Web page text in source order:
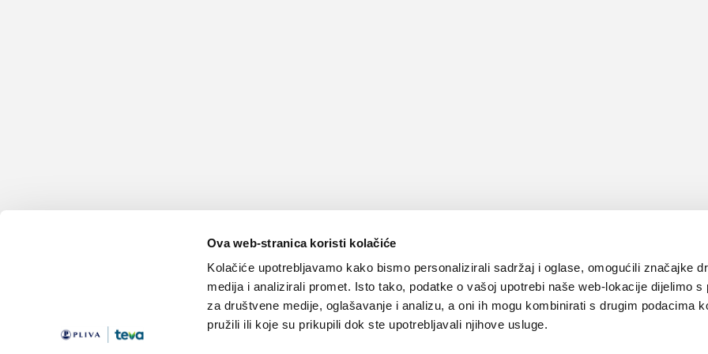
Ova web-stranica koristi kolačiće
Kolačiće upotrebljavamo kako bismo personalizirali sadržaj i oglase, omogućili značajke
medija i analizirali promet. Isto tako, podatke o vašoj upotrebi naše web-lokacije dijelimo s
za društvene medije, oglašavanje i analizu, a oni ih mogu kombinirati s drugim podacima
pružili ili koje su prikupili dok ste upotrebljavali njihove usluge.